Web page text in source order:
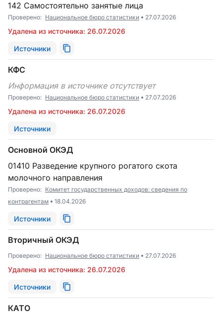
142 Самостоятельно занятые лица
Проверено: Национальное бюро статистики 27.07.2026
Удалена из источника: 26.07.2026
Источники
КФС
Информация в источнике отсутствует
Проверено: Национальное бюро статистики 27.07.2026
Удалена из источника: 26.07.2026
Источники
Основной ОКЭД
01410 Разведение крупного рогатого скота
молочного направления
Проверено: Комитет государственных доходов: сведения по
контрагентам
18.04.2026
Источники
Вторичный ОКЭД
Проверено: Национальное бюро статистики 27.07.2026
Удалена из источника: 26.07.2026
Источники
КАТО